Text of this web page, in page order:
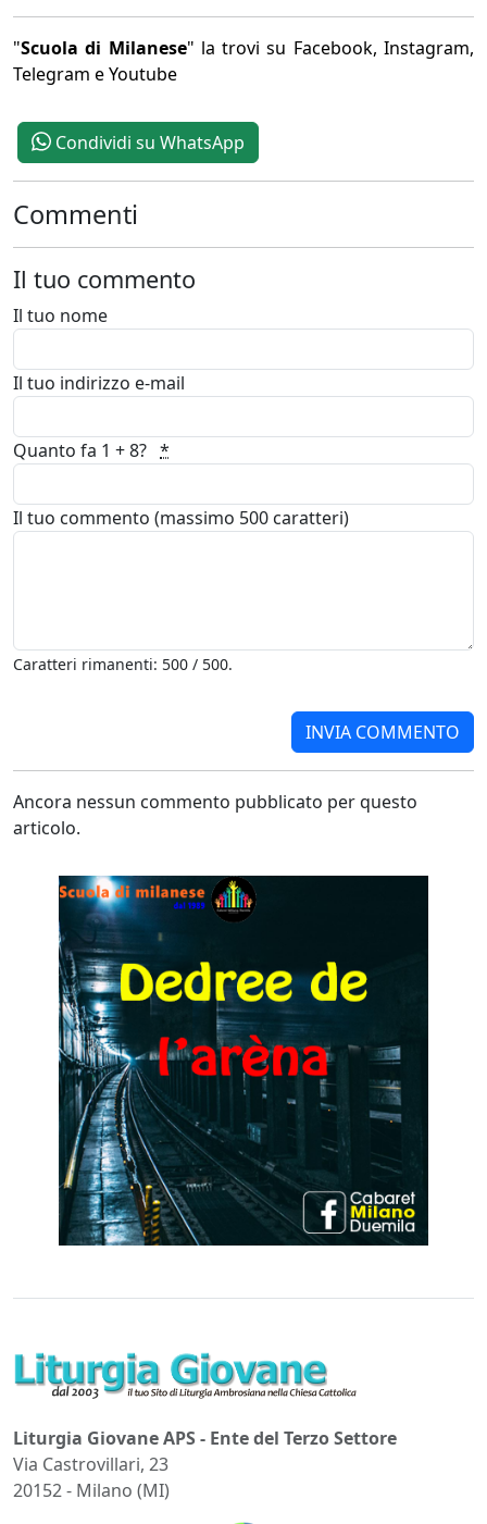
"Scuola di Milanese" la trovi su Facebook, Instagram,
Telegram e Youtube
Condividi su WhatsApp
Commenti
Il tuo commento
Il tuo nome
Il tuo indirizzo e-mail
Quanto fa 1 + 8? *
Il tuo commento (massimo 500 caratteri)
Caratteri rimanenti: 500 / 500.
Ancora nessun commento pubblicato per questo
articolo.
Liturgia Giovane APS - Ente del Terzo Settore
Via Castrovillari, 23
20152 - Milano (MI)